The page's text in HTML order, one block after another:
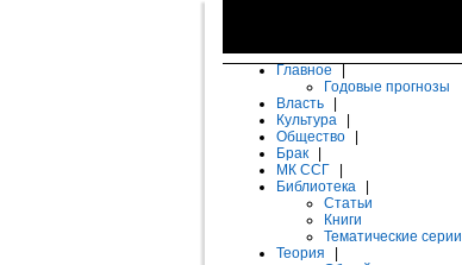
Главное
Годовые прогнозы
Власть
Культура
Общество
Брак
МК ССГ
Библиотека
Статьи
Книги
Тематические серии
Теория